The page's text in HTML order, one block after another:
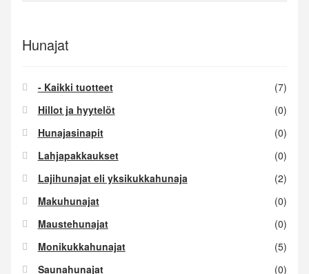
Hunajat
- Kaikki tuotteet
(7)
Hillot ja hyytelöt
(0)
Hunajasinapit
(0)
Lahjapakkaukset
(0)
Lajihunajat eli yksikukkahunaja
(2)
Makuhunajat
(0)
Maustehunajat
(0)
Monikukkahunajat
(5)
Saunahunajat
(0)